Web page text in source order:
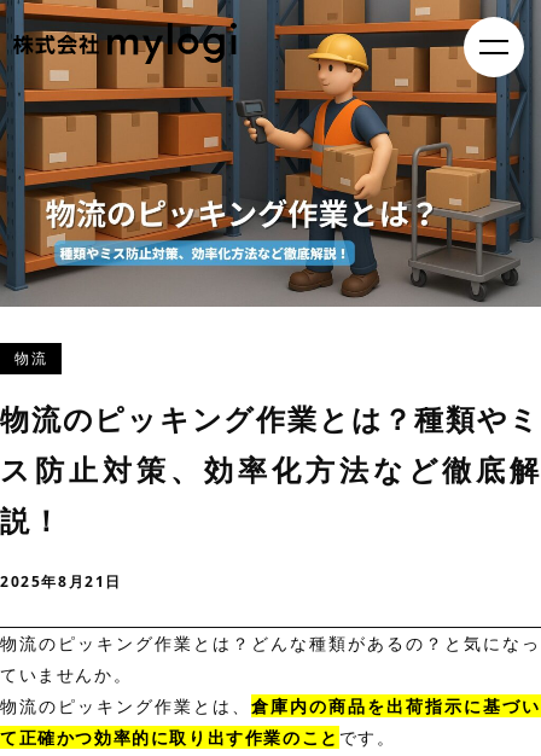
物流
物流のピッキング作業とは？種類やミ
ス防止対策、効率化方法など徹底解
説！
2025年8月21日
物流のピッキング作業とは？どんな種類があるの？と気になっ
ていませんか。
物流のピッキング作業とは、倉庫内の商品を出荷指示に基づい
て正確かつ効率的に取り出す作業のこと です。